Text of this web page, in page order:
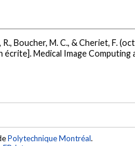
Boucher, M. C., & Cheriet, F.
écrite]. Medical Image
Polytechnique Montréal.